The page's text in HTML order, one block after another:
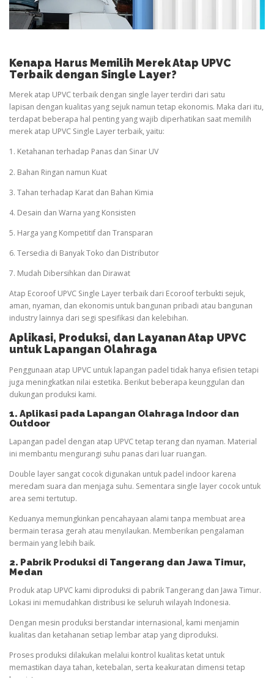
Kenapa Harus Memilih Merek Atap UPVC
Terbaik dengan Single Layer?
Merek atap UPVC terbaik dengan single layer terdiri dari satu
lapisan dengan kualitas yang sejuk namun tetap ekonomis. Maka dari itu,
terdapat beberapa hal penting yang wajib diperhatikan saat memilih
merek atap UPVC Single Layer terbaik, yaitu:
1. Ketahanan terhadap Panas dan Sinar UV
2. Bahan Ringan namun Kuat
3. Tahan terhadap Karat dan Bahan Kimia
4. Desain dan Warna yang Konsisten
5. Harga yang Kompetitif dan Transparan
6. Tersedia di Banyak Toko dan Distributor
7. Mudah Dibersihkan dan Dirawat
Atap Ecoroof UPVC Single Layer terbaik dari Ecoroof terbukti sejuk,
aman, nyaman, dan ekonomis untuk bangunan pribadi atau bangunan
industry lainnya dari segi spesifikasi dan kelebihan.
Aplikasi, Produksi, dan Layanan Atap UPVC
untuk Lapangan Olahraga
Penggunaan atap UPVC untuk lapangan padel tidak hanya efisien tetapi
juga meningkatkan nilai estetika. Berikut beberapa keunggulan dan
dukungan produksi kami.
1. Aplikasi pada Lapangan Olahraga Indoor dan
Outdoor
Lapangan padel dengan atap UPVC tetap terang dan nyaman. Material
ini membantu mengurangi suhu panas dari luar ruangan.
Double layer sangat cocok digunakan untuk padel indoor karena
meredam suara dan menjaga suhu. Sementara single layer cocok untuk
area semi tertutup.
Keduanya memungkinkan pencahayaan alami tanpa membuat area
bermain terasa gerah atau menyilaukan. Memberikan pengalaman
bermain yang lebih baik.
2. Pabrik Produksi di Tangerang dan Jawa Timur,
Medan
Produk atap UPVC kami diproduksi di pabrik Tangerang dan Jawa Timur.
Lokasi ini memudahkan distribusi ke seluruh wilayah Indonesia.
Dengan mesin produksi berstandar internasional, kami menjamin
kualitas dan ketahanan setiap lembar atap yang diproduksi.
Proses produksi dilakukan melalui kontrol kualitas ketat untuk
memastikan daya tahan, ketebalan, serta keakuratan dimensi tetap